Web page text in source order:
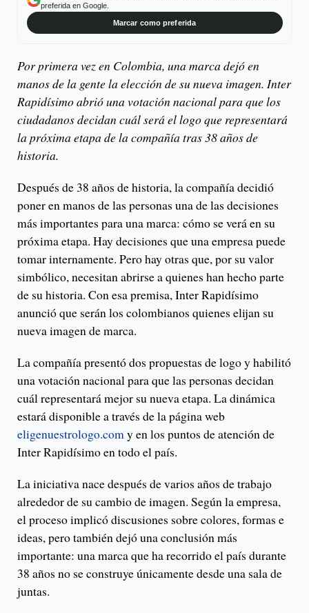
preferida en Google.
Marcar como preferida
Por primera vez en Colombia, una marca dejó en
manos de la gente la elección de su nueva imagen. Inter
Rapidísimo abrió una votación nacional para que los
ciudadanos decidan cuál será el logo que representará
la próxima etapa de la compañía tras 38 años de
historia.
Después de 38 años de historia, la compañía decidió
poner en manos de las personas una de las decisiones
más importantes para una marca: cómo se verá en su
próxima etapa. Hay decisiones que una empresa puede
tomar internamente. Pero hay otras que, por su valor
simbólico, necesitan abrirse a quienes han hecho parte
de su historia. Con esa premisa, Inter Rapidísimo
anunció que serán los colombianos quienes elijan su
nueva imagen de marca.
La compañía presentó dos propuestas de logo y habilitó
una votación nacional para que las personas decidan
cuál representará mejor su nueva etapa. La dinámica
estará disponible a través de la página web
eligenuestrologo.com y en los puntos de atención de
Inter Rapidísimo en todo el país.
La iniciativa nace después de varios años de trabajo
alrededor de su cambio de imagen. Según la empresa,
el proceso implicó discusiones sobre colores, formas e
ideas, pero también dejó una conclusión más
importante: una marca que ha recorrido el país durante
38 años no se construye únicamente desde una sala de
juntas.